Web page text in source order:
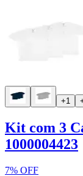
+1
Kit com 3
1000004423
7% OFF